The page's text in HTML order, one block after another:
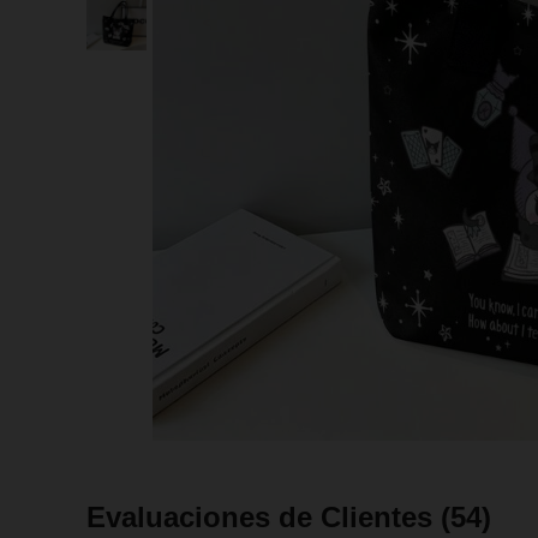
Evaluaciones de Clientes (54)